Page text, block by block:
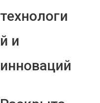
технологи
й и
инноваций